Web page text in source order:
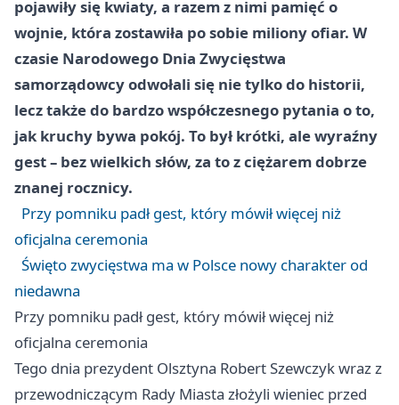
pojawiły się kwiaty, a razem z nimi pamięć o
wojnie, która zostawiła po sobie miliony ofiar. W
czasie Narodowego Dnia Zwycięstwa
samorządowcy odwołali się nie tylko do historii,
lecz także do bardzo współczesnego pytania o to,
jak kruchy bywa pokój. To był krótki, ale wyraźny
gest – bez wielkich słów, za to z ciężarem dobrze
znanej rocznicy.
Przy pomniku padł gest, który mówił więcej niż
oficjalna ceremonia
Święto zwycięstwa ma w Polsce nowy charakter od
niedawna
Przy pomniku padł gest, który mówił więcej niż
oficjalna ceremonia
Tego dnia prezydent Olsztyna Robert Szewczyk wraz z
przewodniczącym Rady Miasta złożyli wieniec przed